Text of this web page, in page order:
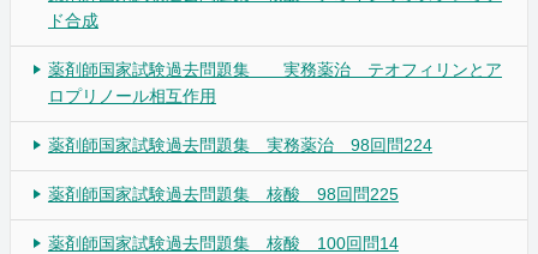
ド合成
薬剤師国家試験過去問題集 実務薬治 テオフィリンとア
ロプリノール相互作用
薬剤師国家試験過去問題集 実務薬治 98回問224
薬剤師国家試験過去問題集 核酸 98回問225
薬剤師国家試験過去問題集 核酸 100回問14